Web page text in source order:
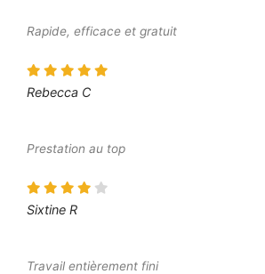
Rapide, efficace et gratuit
Rebecca C
Prestation au top
Sixtine R
Travail entièrement fini